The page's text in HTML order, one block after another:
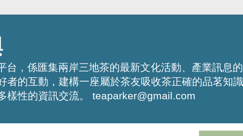
台，係匯集兩岸三地茶的最新文化活動、產業訊息
者的互動，建構一座屬於茶友吸收茶正確的品茗知
樣性的資訊交流。 teaparker@gmail.com